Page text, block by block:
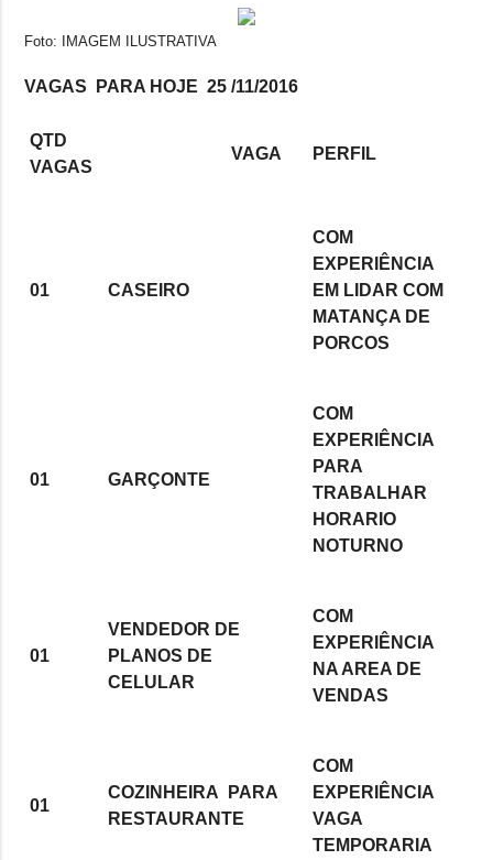
Foto: IMAGEM ILUSTRATIVA
VAGAS PARA HOJE 25 /11/2016
QTD
VAGAS
VAGA PERFIL
01 CASEIRO
COM
EXPERIÊNCIA
EM LIDAR COM
MATANÇA DE
PORCOS
01 GARÇONTE
COM
EXPERIÊNCIA
PARA
TRABALHAR
HORARIO
NOTURNO
01
VENDEDOR DE
PLANOS DE
CELULAR
COM
EXPERIÊNCIA
NA AREA DE
VENDAS
01
COZINHEIRA PARA
RESTAURANTE
COM
EXPERIÊNCIA
VAGA
TEMPORARIA